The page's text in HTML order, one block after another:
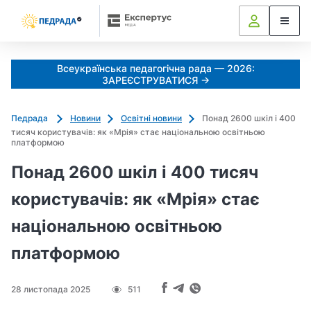
Всеукраїнська педагогічна рада — 2026:
ЗАРЕЄСТРУВАТИСЯ →
Педрада Новини Освітні новини
Понад 2600 шкіл і 400
тисяч користувачів: як «Мрія» стає національною освітньою
платформою
Понад 2600 шкіл і 400 тисяч
користувачів: як «Мрія» стає
національною освітньою
платформою
28 листопада 2025 511